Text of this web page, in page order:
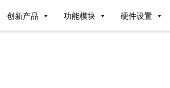
创新产品 功能模块 硬件设置